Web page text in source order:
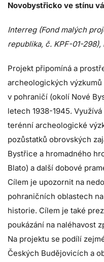
Novobystřicko ve stínu
Interreg (Fond malých
republika, č. KPF-01-
Projekt připomíná a
archeologických
v pohraničí (okolí Nové
letech 1938-1945.
terénní archeologické
pozůstatků obrovských
Bystřice a hromadného
Blato) a další dobové
Cílem je upozornit na
pohraničních oblastech
historie. Cílem je také
poukázání na naléhavost
Na projektu se podílí
Českých Budějovicích a